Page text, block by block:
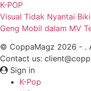
K-POP
Visual Tidak Nyantai
Geng Mobil dalam MV
© CoppaMagz 2026 - .
Contact us:
Sign in
K-Pop